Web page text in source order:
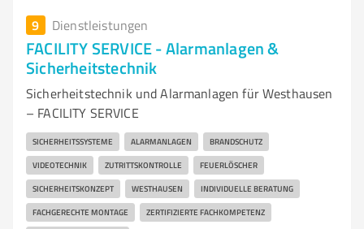
9 Dienstleistungen
FACILITY SERVICE - Alarmanlagen &
Sicherheitstechnik
Sicherheitstechnik und Alarmanlagen für Westhausen
– FACILITY SERVICE
SICHERHEITSSYSTEME ALARMANLAGEN BRANDSCHUTZ
VIDEOTECHNIK ZUTRITTSKONTROLLE FEUERLÖSCHER
SICHERHEITSKONZEPT WESTHAUSEN INDIVIDUELLE BERATUNG
FACHGERECHTE MONTAGE ZERTIFIZIERTE FACHKOMPETENZ